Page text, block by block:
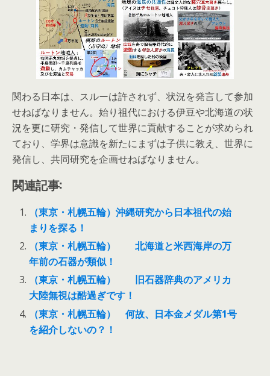
関わる日本は、スルーは許されず、状況を発言して参加
せねばなりません。始り祖代における伊豆や北海道の状
況を更に研究・発信して世界に貢献することが求められ
ており、学界は意識を新たにまずは子供に教え、世界に
発信し、共同研究を企画せねばなりません。
関連記事:
（東京・札幌五輪）沖縄研究から日本祖代の始
まりを探る！
（東京・札幌五輪） 北海道と米西海岸の万
年前の石器が類似！
（東京・札幌五輪） 旧石器辞典のアメリカ
大陸無視は酷過ぎです！
（東京・札幌五輪） 何故、日本金メダル第1号
を紹介しないの？！